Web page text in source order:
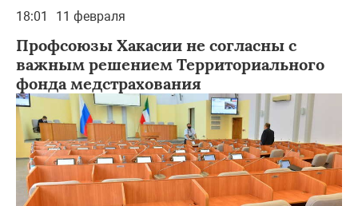
18:01 11 февраля
Профсоюзы Хакасии не согласны с
важным решением Территориального
фонда медстрахования